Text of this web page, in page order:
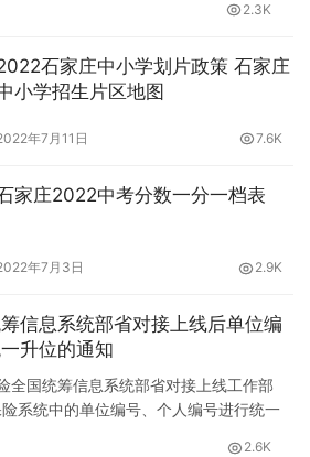
2.3K
石家庄中小学划片政策 石家庄
小学招生片区地图
年7月11日 7.6K
家庄2022中考分数一分一档表
年7月3日 2.9K
信息系统部省对接上线后单位编
升位的通知
全国统筹信息系统部省对接上线工作部
系统中的单位编号、个人编号进行统一
2.6K